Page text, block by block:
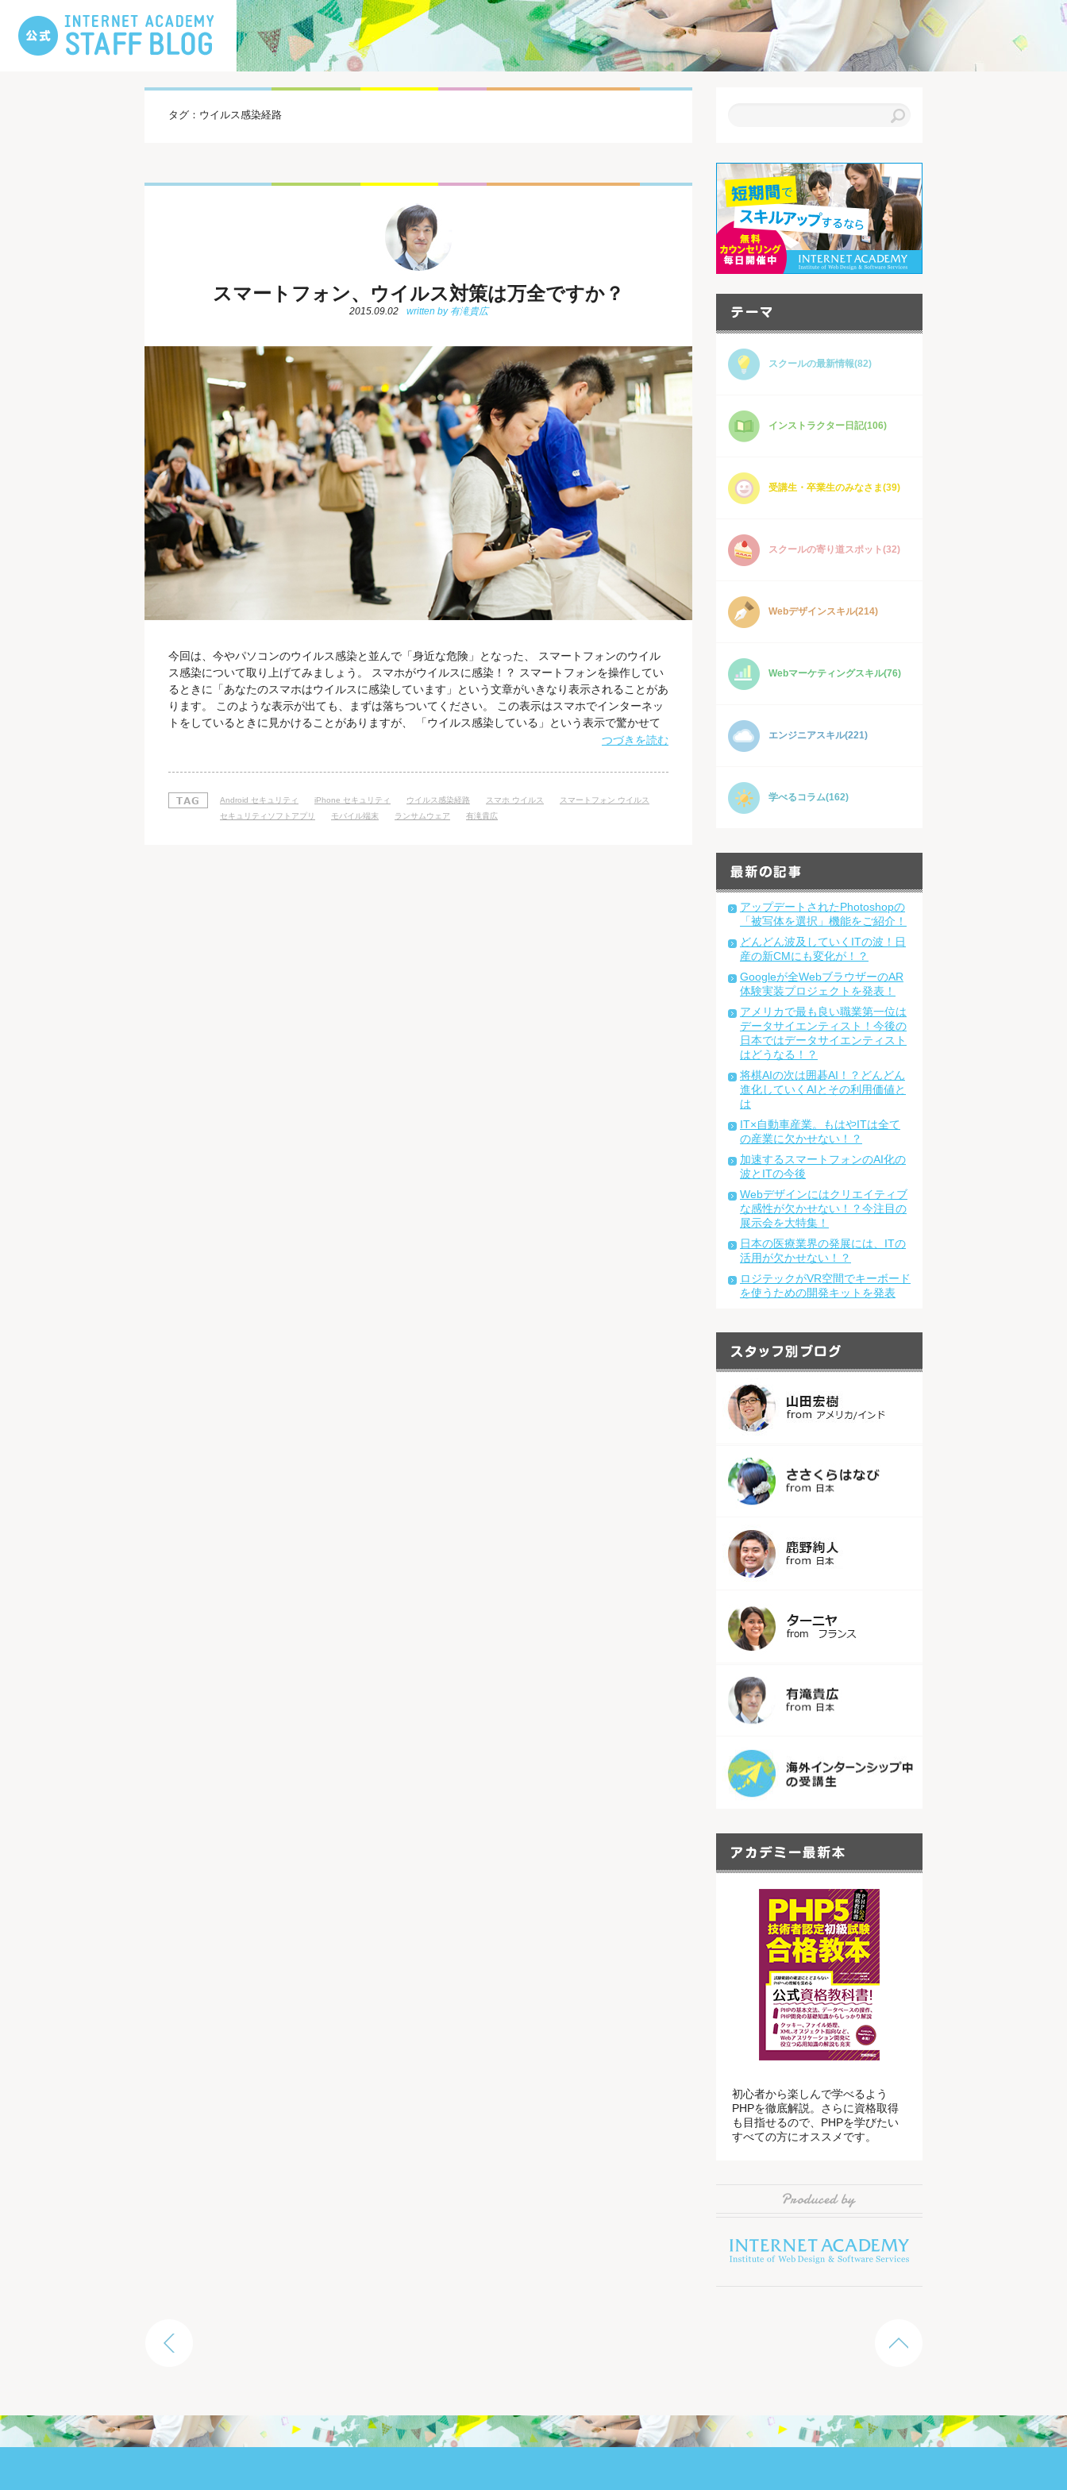
タグ：ウイルス感染経路
スマートフォン、ウイルス対策は万全ですか？
2015.09.02
今回は、今やパソコンのウイルス感染と並んで「身近な危険」となった、 スマートフォンのウイル
ス感染について取り上げてみましょう。 スマホがウイルスに感染！？ スマートフォンを操作してい
るときに「あなたのスマホはウイルスに感染しています」という文章がいきなり表示されることがあ
ります。 このような表示が出ても、まずは落ちついてください。 この表示はスマホでインターネッ
トをしているときに見かけることがありますが、 「ウイルス感染している」という表示で驚かせて
ユーザーの動揺をあおり、 不正なアプリをダウンロードさせることが目的です。 その画面の指示に
の場合、 感染すると持ち主に気づかれないように静かに行動します
つづきを読む
Android セキュリティ iPhone セキュリティ ウイルス感染経路 スマホ ウイルス
スマートフォン ウイルス
セキュリティソフトアプリ
モバイル端末 ランサムウェア 有滝貴広
スクールの最新情報(82)
インストラクター日記(106)
受講生・卒業生のみなさま(39)
スクールの寄り道スポット(32)
Webデザインスキル(214)
Webマーケティングスキル(76)
エンジニアスキル(221)
学べるコラム(162)
アップデートされたPhotoshopの
「被写体を選択」機能をご紹介！
どんどん波及していくITの波！日
産の新CMにも変化が！？
Googleが全WebブラウザーのAR
体験実装プロジェクトを発表！
アメリカで最も良い職業第一位は
データサイエンティスト！今後の
日本ではデータサイエンティスト
はどうなる！？
将棋AIの次は囲碁AI！？どんどん
進化していくAIとその利用価値と
は
IT×自動車産業。もはやITは全て
の産業に欠かせない！？
加速するスマートフォンのAI化の
波とITの今後
Webデザインにはクリエイティブ
な感性が欠かせない！？今注目の
展示会を大特集！
日本の医療業界の発展には、ITの
活用が欠かせない！？
ロジテックがVR空間でキーボード
を使うための開発キットを発表
初心者から楽しんで学べるよう
PHPを徹底解説。さらに資格取得
も目指せるので、PHPを学びたい
すべての方にオススメです。